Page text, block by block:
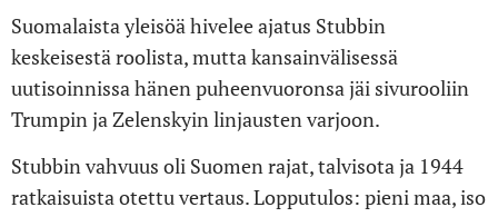
Suomalaista yleisöä hivelee ajatus Stubbin
keskeisestä roolista, mutta kansainvälisessä
uutisoinnissa hänen puheenvuoronsa jäi sivurooliin
Trumpin ja Zelenskyin linjausten varjoon.
Stubbin vahvuus oli Suomen rajat, talvisota ja 1944
ratkaisuista otettu vertaus. Lopputulos: pieni maa, iso